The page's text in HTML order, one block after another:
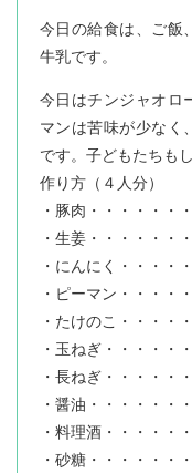
今日の給食は、ご飯
牛乳です。
今日はチンジャオロ
マンは苦味が少なく
です。子どもたちも
作り方（４人分）
・豚肉・・・・・・
・生姜・・・・・・
・にんにく・・・・
・ピーマン・・・・
・たけのこ・・・・
・玉ねぎ・・・・・
・長ねぎ・・・・・
・醤油・・・・・・
・料理酒・・・・・
・砂糖・・・・・・